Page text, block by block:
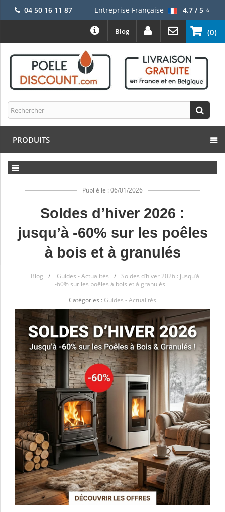
04 50 16 11 87 Entreprise Française 4.7 / 5⭐
(0)
Blog
PRODUITS
Publié le : 06/01/2026
Soldes d’hiver 2026 :
jusqu’à -60% sur les poêles
à bois et à granulés
Blog / Guides - Actualités /
Soldes d’hiver 2026 : jusqu’à
-60% sur les poêles à bois et à granulés
Catégories : Guides - Actualités